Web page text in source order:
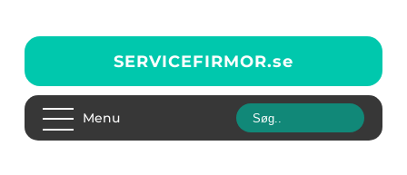
SERVICEFIRMOR.se
Menu